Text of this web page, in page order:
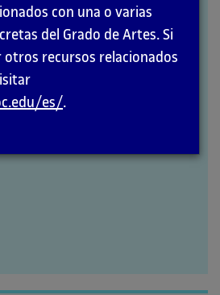
con una o varias
del Grado de Artes. Si
otros recursos relacionados
es/.